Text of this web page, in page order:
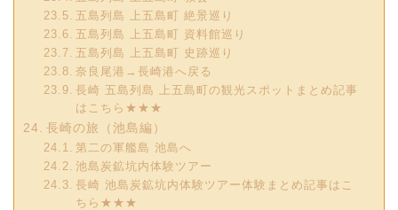
五島列島 上五島町 絶景巡り
五島列島 上五島町 資料館巡り
五島列島 上五島町 史跡巡り
奈良尾港→長崎港へ戻る
長崎 五島列島 上五島町の観光スポットまとめ記事
はこちら★★★
長崎の旅（池島編）
第二の軍艦島 池島へ
池島炭鉱坑内体験ツアー
長崎 池島炭鉱坑内体験ツアー体験まとめ記事はこ
ちら★★★